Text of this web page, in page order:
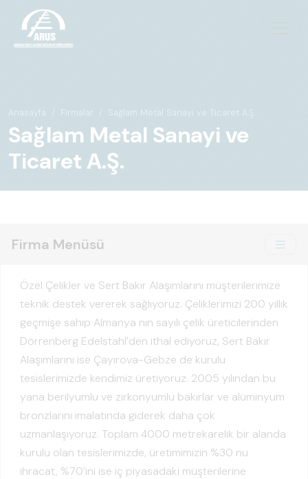
Anasayfa Firmalar Sağlam Metal Sanayi ve Ticaret A.Ş.
Sağlam Metal Sanayi ve
Ticaret A.Ş.
Firma Menüsü
Özel Çelikler ve Sert Bakır Alaşımlarını müşterilerimize
teknik destek vererek sağlıyoruz. Çeliklerimizi 200 yıllık
geçmişe sahip Almanya nın sayılı çelik üreticilerinden
Dörrenberg Edelstahl’den ithal ediyoruz, Sert Bakır
Alaşımlarını ise Çayırova-Gebze de kurulu
tesislerimizde kendimiz üretiyoruz. 2005 yılından bu
yana berilyumlu ve zirkonyumlu bakırlar ve alüminyum
bronzlarını imalatında giderek daha çok
uzmanlaşıyoruz. Toplam 4000 metrekarelik bir alanda
kurulu olan tesislerimizde, üretimimizin %30 nu
ihracat, %70’ini ise iç piyasadaki müşterilerine